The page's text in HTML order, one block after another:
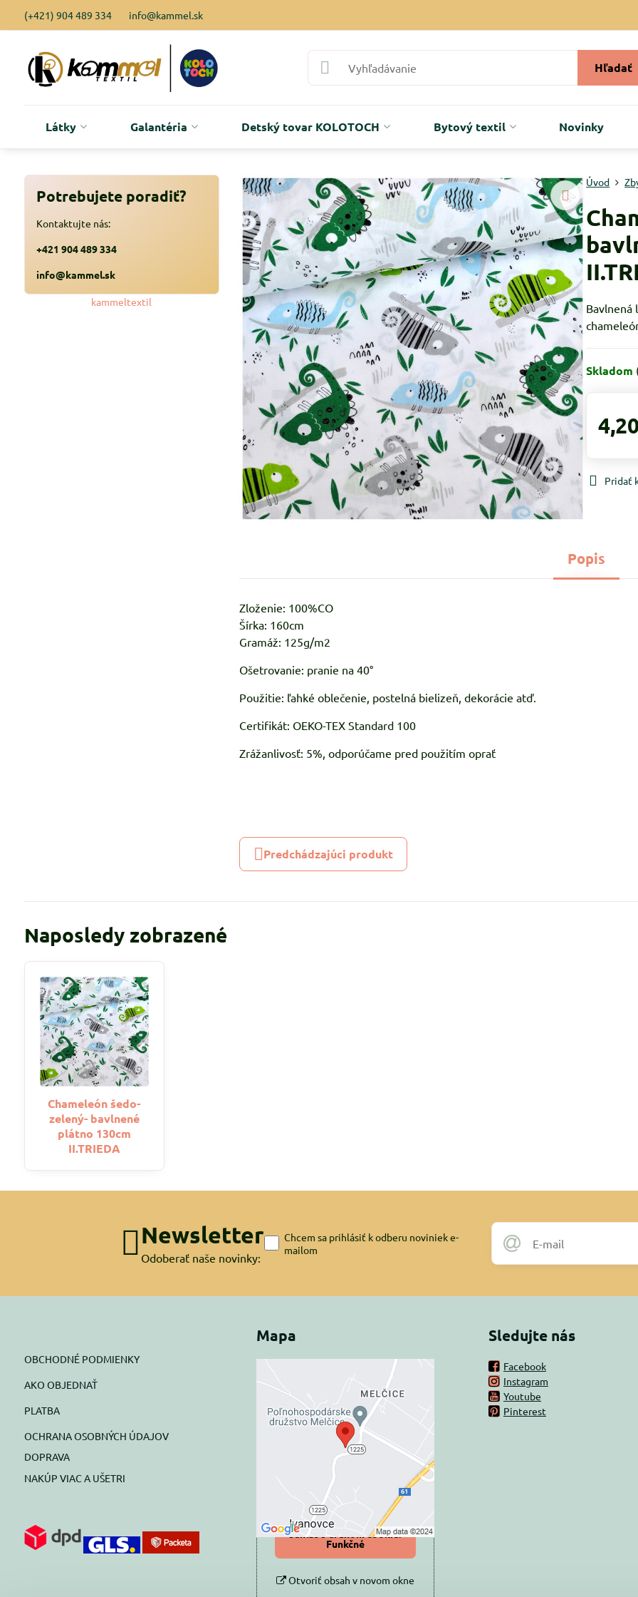
(+421) 904 489 334 info@kammel.sk
Hľadať
Látky Galantéria Detský tovar KOLOTOCH Bytový textil Novinky
Úvod
Bavlnená
Skladom
Pridať
Popis
Zloženie: 100%CO
Šírka: 160cm
Gramáž: 125g/m2
Ošetrovanie: pranie na 40°
Použitie: ľahké oblečenie, postelná bielizeň, dekorácie atď.
Certifikát: OEKO-TEX Standard 100
Zrážanlivosť: 5%, odporúčame pred použitím oprať
Predchádzajúci produkt
Potrebujete poradiť?
Kontaktujte nás:
+421 904 489 334
info@kammel.sk
kammeltextil
Naposledy zobrazené
Chameleón šedo-
zelený- bavlnené
plátno 130cm
II.TRIEDA
Newsletter
Odoberať naše novinky:
Chcem sa prihlásiť k odberu noviniek e-
mailom
OBCHODNÉ PODMIENKY
AKO OBJEDNAŤ
PLATBA
OCHRANA OSOBNÝCH ÚDAJOV
DOPRAVA
NAKÚP VIAC A UŠETRI
Mapa
Externý obsah je
blokovaný Voľbami
súkromia
Prajete si načítať externý obsah?
Povoliť tentokrát
Povoliť a zapamätať -
súhlas s druhom cookie:
Funkčné
Otvoriť obsah v novom okne
Sledujte nás
Facebook
Instagram
Youtube
Pinterest